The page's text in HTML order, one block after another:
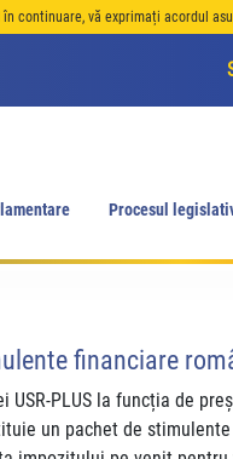
continuare, vă exprimați acordul
Procesul
financiare
PLUS la funcția de
un pachet de